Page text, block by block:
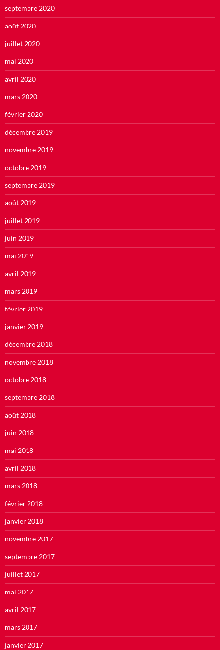
septembre 2020
août 2020
juillet 2020
mai 2020
avril 2020
mars 2020
février 2020
décembre 2019
novembre 2019
octobre 2019
septembre 2019
août 2019
juillet 2019
juin 2019
mai 2019
avril 2019
mars 2019
février 2019
janvier 2019
décembre 2018
novembre 2018
octobre 2018
septembre 2018
août 2018
juin 2018
mai 2018
avril 2018
mars 2018
février 2018
janvier 2018
novembre 2017
septembre 2017
juillet 2017
mai 2017
avril 2017
mars 2017
janvier 2017